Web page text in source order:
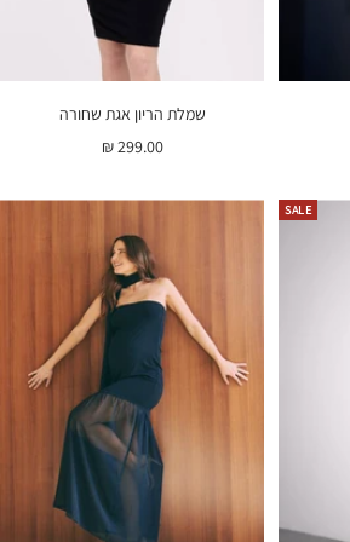
שמלת הריון אגת שחורה
מחיר
299.00 ₪
SALE